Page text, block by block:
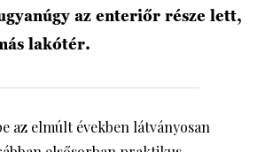
az enteriőr része lett,
lakótér.
az elmúlt években látványosan